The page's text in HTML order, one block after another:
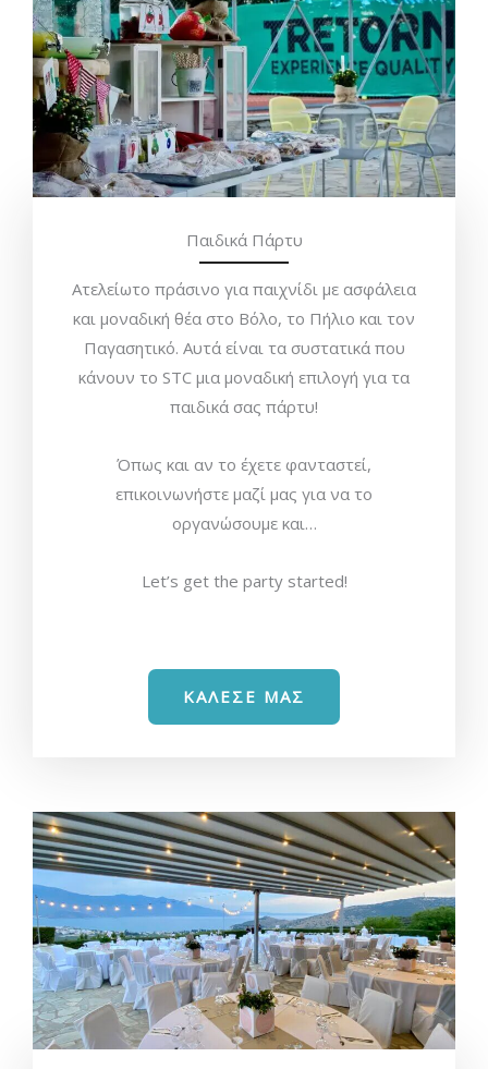
Παιδικά Πάρτυ
Ατελείωτο πράσινο για παιχνίδι με ασφάλεια
και μοναδική θέα στο Βόλο, το Πήλιο και τον
Παγασητικό. Αυτά είναι τα συστατικά που
κάνουν το STC μια μοναδική επιλογή για τα
παιδικά σας πάρτυ!
Όπως και αν το έχετε φανταστεί,
επικοινωνήστε μαζί μας για να το
οργανώσουμε και…
Let’s get the party started!
ΚΑΛΕΣΕ ΜΑΣ